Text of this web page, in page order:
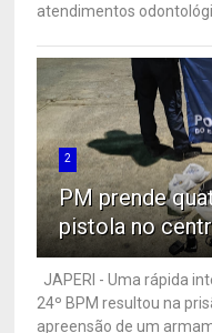
atendimentos
2
PM prende
pistola no
JAPERI - Uma rápida
24º BPM resultou na
apreensão de um